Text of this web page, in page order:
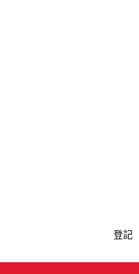
登記